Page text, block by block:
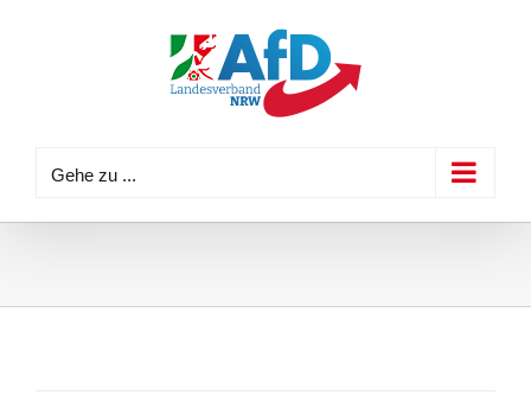
Gehe zu ...